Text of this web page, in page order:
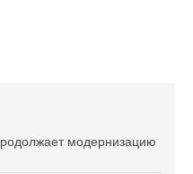
модернизацию